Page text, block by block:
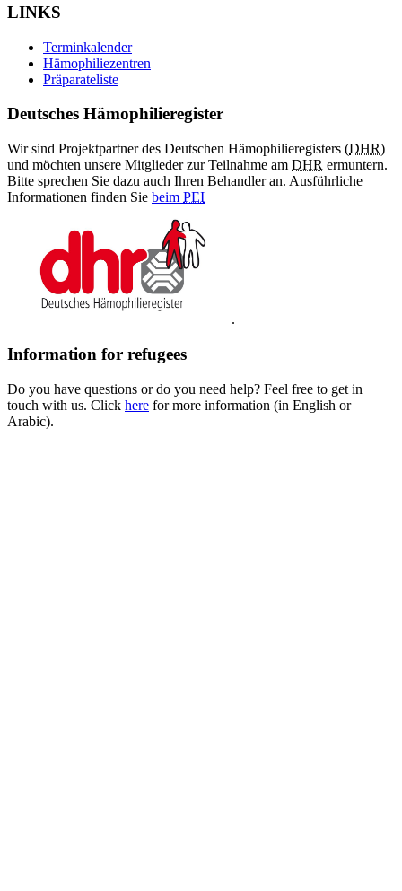
LINKS
Terminkalender
Hämophiliezentren
Präparateliste
Deutsches Hämophilieregister
Wir sind Projektpartner des Deutschen Hämophilieregisters (DHR)
und möchten unsere Mitglieder zur Teilnahme am DHR ermuntern.
Bitte sprechen Sie dazu auch Ihren Behandler an. Ausführliche
Informationen finden Sie beim PEI
.
Information for refugees
Do you have questions or do you need help? Feel free to get in
touch with us. Click here for more information (in English or
Arabic).